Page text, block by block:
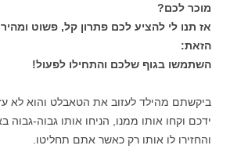
מוכר לכם?
אז תנו לי להציע לכם פתרון קל, פשוט
הזאת:
השתמשו בגוף שלכם והתחילו לפעול!
ביקשתם מהילד לעזוב את הטאבלט והוא לא
ידכם וקחו אותו ממנו, הניחו אותו גבוה-גבוה
והחזירו לו אותו רק כאשר אתם תחליטו.